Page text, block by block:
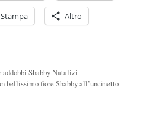
Stampa Altro
Shabby Natalizi
bellissimo fiore Shabby all’uncinetto